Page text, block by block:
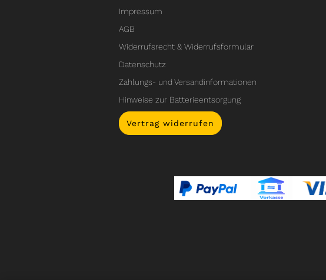
Impressum
AGB
Widerrufsrecht & Widerrufsformular
Datenschutz
Zahlungs- und Versandinformationen
Hinweise zur Batterieentsorgung
Vertrag widerrufen